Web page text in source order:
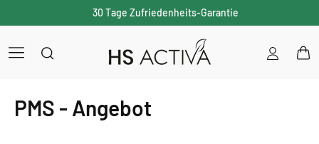
30 Tage Zufriedenheits-Garantie
Einloggen
PMS - Angebot